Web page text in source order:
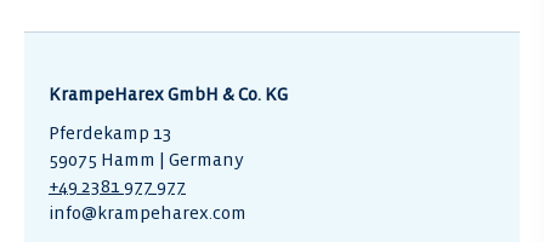
KrampeHarex GmbH & Co. KG
Pferdekamp 13
59075 Hamm | Germany
+49 2381 977 977
info@krampeharex.com